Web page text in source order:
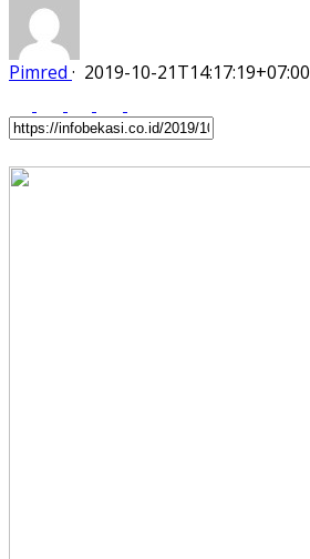
Pimred · 2019-10-21T14:17:19+07:00